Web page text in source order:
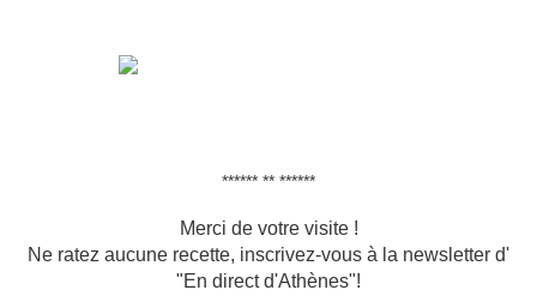
****** ** ******
Merci de votre visite !
Ne ratez aucune recette, inscrivez-vous à la newsletter d'
"En direct d'Athènes"!